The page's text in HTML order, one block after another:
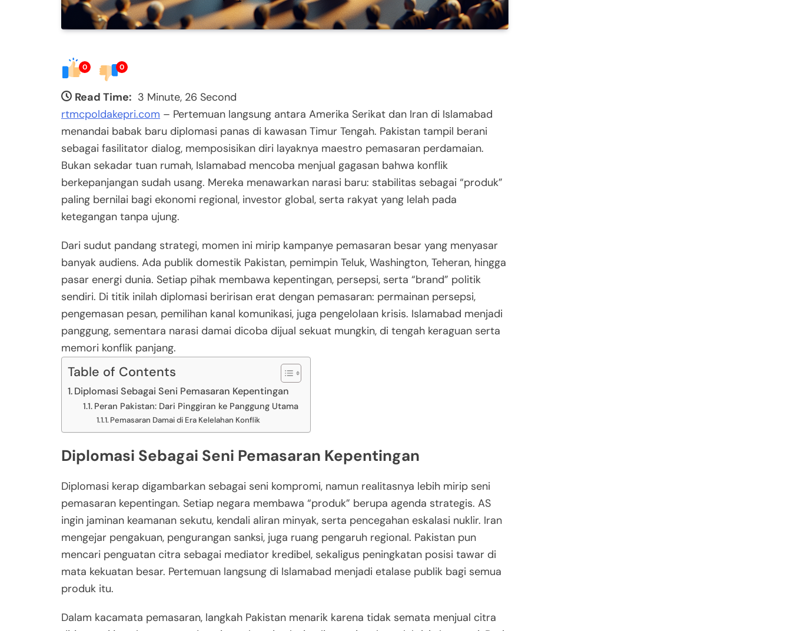
0 0
Read Time: 3 Minute, 26 Second
rtmcpoldakepri.com – Pertemuan langsung antara Amerika Serikat dan Iran di Islamabad
menandai babak baru diplomasi panas di kawasan Timur Tengah. Pakistan tampil berani
sebagai fasilitator dialog, memposisikan diri layaknya maestro pemasaran perdamaian.
Bukan sekadar tuan rumah, Islamabad mencoba menjual gagasan bahwa konflik
berkepanjangan sudah usang. Mereka menawarkan narasi baru: stabilitas sebagai “produk”
paling bernilai bagi ekonomi regional, investor global, serta rakyat yang lelah pada
ketegangan tanpa ujung.
Dari sudut pandang strategi, momen ini mirip kampanye pemasaran besar yang menyasar
banyak audiens. Ada publik domestik Pakistan, pemimpin Teluk, Washington, Teheran, hingga
pasar energi dunia. Setiap pihak membawa kepentingan, persepsi, serta “brand” politik
sendiri. Di titik inilah diplomasi beririsan erat dengan pemasaran: permainan persepsi,
pengemasan pesan, pemilihan kanal komunikasi, juga pengelolaan krisis. Islamabad menjadi
panggung, sementara narasi damai dicoba dijual sekuat mungkin, di tengah keraguan serta
memori konflik panjang.
Table of Contents
Diplomasi Sebagai Seni Pemasaran Kepentingan
Peran Pakistan: Dari Pinggiran ke Panggung Utama
Pemasaran Damai di Era Kelelahan Konflik
Diplomasi Sebagai Seni Pemasaran Kepentingan
Diplomasi kerap digambarkan sebagai seni kompromi, namun realitasnya lebih mirip seni
pemasaran kepentingan. Setiap negara membawa “produk” berupa agenda strategis. AS
ingin jaminan keamanan sekutu, kendali aliran minyak, serta pencegahan eskalasi nuklir. Iran
mengejar pengakuan, pengurangan sanksi, juga ruang pengaruh regional. Pakistan pun
mencari penguatan citra sebagai mediator kredibel, sekaligus peningkatan posisi tawar di
mata kekuatan besar. Pertemuan langsung di Islamabad menjadi etalase publik bagi semua
produk itu.
Dalam kacamata pemasaran, langkah Pakistan menarik karena tidak semata menjual citra